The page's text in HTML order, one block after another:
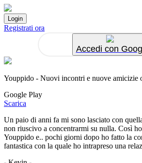
Registrati ora
Accedi con
Youppido - Nuovi incontri e nuove amicizie
Google Play
Scarica
Un paio di anni fa mi sono lasciato con
non riuscivo a concentrarmi su nulla. Così
Youppido e.. pochi giorni dopo ho fatto la
fantastica con la quale ho intrapreso una